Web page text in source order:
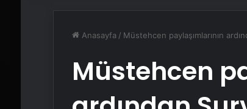
Anasayfa / Müstehcen paylaşımlarının
Müstehcen